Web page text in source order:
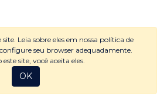
Leia sobre eles em nossa política de
seu browser adequadamente.
site, você aceita eles.
OK